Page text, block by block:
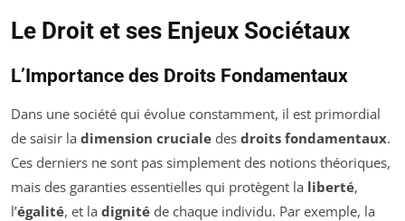
Le Droit et ses Enjeux Sociétaux
L’Importance des Droits Fondamentaux
Dans une société qui évolue constamment, il est primordial
de saisir la dimension cruciale des droits fondamentaux.
Ces derniers ne sont pas simplement des notions théoriques,
mais des garanties essentielles qui protègent la liberté,
l’égalité, et la dignité de chaque individu. Par exemple, la